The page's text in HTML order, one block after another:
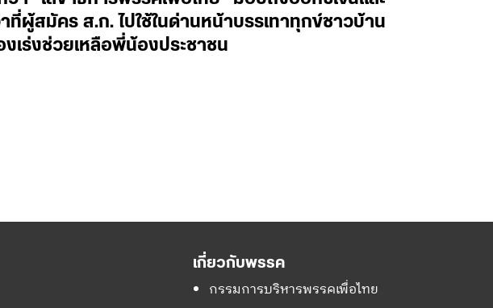
ผู้สมัคร ส.ก. ไปใช้ในด่านหน้าบรรเทาทุกข์ชาวบ้าน
เร่งช่วยเหลือพี่น้องประชาชน
เกี่ยวกับพรรค
กรรมการบริหารพรรคเพื่อไทย